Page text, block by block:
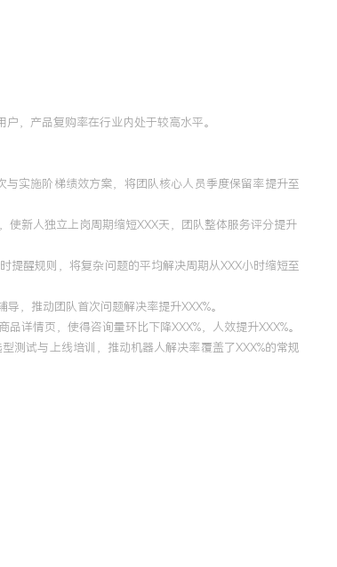
，产品复购率在行业内处于较高水平。
实施阶梯绩效方案，将团队核心人员季度保留率提升至
新人独立上岗周期缩短XXX天，团队整体服务评分提升
提醒规则，将复杂问题的平均解决周期从XXX小时缩短至
，推动团队首次问题解决率提升XXX%。
详情页，使得咨询量环比下降XXX%，人效提升XXX%。
测试与上线培训，推动机器人解决率覆盖了XXX%的常规